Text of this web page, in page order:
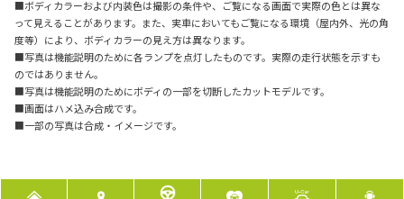
■ボディカラーおよび内装色は撮影の条件や、ご覧になる画面で実際の色とは異な
って見えることがあります。また、実車においてもご覧になる環境（屋内外、光の角
度等）により、ボディカラーの見え方は異なります。
■写真は機能説明のために各ランプを点灯したものです。実際の走行状態を示すも
のではありません。
■写真は機能説明のためにボディの一部を切断したカットモデルです。
■画面はハメ込み合成です。
■一部の写真は合成・イメージです。